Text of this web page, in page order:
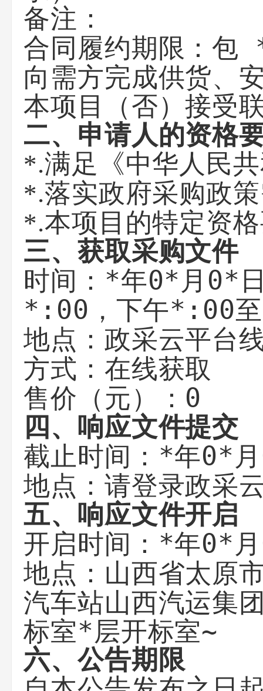
备注：
合同履约期限：包
向需方完成供货、
本项目（否）接受
二、申请人的资格
*.满足《中华人民
*.落实政府采购政
*.本项目的特定资
三、获取采购文件
时间： *年0*月0*
*:00 ，下午*:00
地点： 政采云平台
方式： 在线获取
售价（元）： 0
四、响应文件提交
截止时间： *年0*
地点： 请登录政采
五、响应文件开启
开启时间： *年0*
地点： 山西省太原
汽车站山西汽运集
标室*层开标室~
六、公告期限